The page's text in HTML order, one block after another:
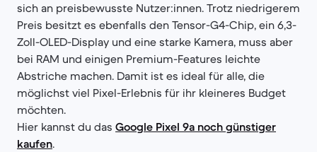
sich an preisbewusste Nutzer:innen. Trotz niedrigerem
Preis besitzt es ebenfalls den Tensor-G4-Chip, ein 6,3-
Zoll-OLED-Display und eine starke Kamera, muss aber
bei RAM und einigen Premium-Features leichte
Abstriche machen. Damit ist es ideal für alle, die
möglichst viel Pixel-Erlebnis für ihr kleineres Budget
möchten.
Hier kannst du das Google Pixel 9a noch günstiger
kaufen.